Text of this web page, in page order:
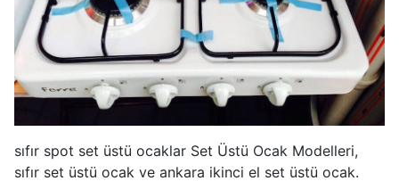
sıfır spot set üstü ocaklar Set Üstü Ocak Modelleri,
sıfır set üstü ocak ve ankara ikinci el set üstü ocak.